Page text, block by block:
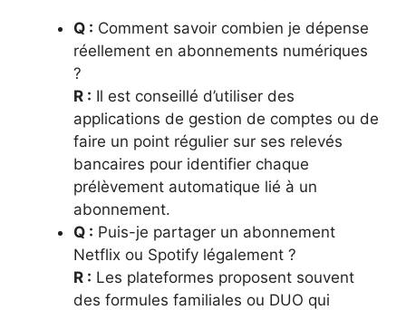
Q : Comment savoir combien je dépense
réellement en abonnements numériques
?
R : Il est conseillé d’utiliser des
applications de gestion de comptes ou de
faire un point régulier sur ses relevés
bancaires pour identifier chaque
prélèvement automatique lié à un
abonnement.
Q : Puis-je partager un abonnement
Netflix ou Spotify légalement ?
R : Les plateformes proposent souvent
des formules familiales ou DUO qui